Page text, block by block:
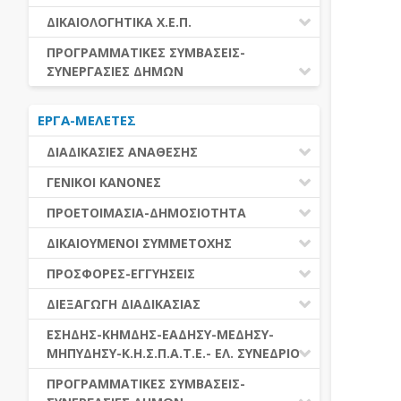
ΕΚΤΕΛΕΣΗ ΥΠΗΡΕΣΙΩΝ
ΕΚΤΕΛΕΣΗ ΠΡΟΜΗΘΕΙΩΝ
ΕΑΑΔΗΣΥ
ΕΑΔΗΣΥ
ΕΛ.ΣΥΝΕΔΡΙΟ
ΕΣΗΔΗΣ
ΔΙΚΑΙΟΛΟΓΗΤΙΚΑ Χ.Ε.Π.
ΔΙΚΑΙΟΛΟΓΗΤΙΚΑ Χ.Ε.Π.
ΠΡΟΓΡΑΜΜΑΤΙΚΕΣ ΣΥΜΒΑΣΕΙΣ-
ΣΥΝΕΡΓΑΣΙΕΣ ΔΗΜΩΝ
ΔΙΕΘΝΕΣ ΚΑΙ ΕΥΡΩΠΑΙΚΟ ΕΠΙΠΕΔΟ
ΠΡΟΓΡΑΜΜΑΤΙΚΕΣ ΣΥΜΒΑΣΕΙΣ
ΕΡΓΑ-ΜΕΛΕΤΕΣ
ΔΙΑΔΙΚΑΣΙΕΣ ΑΝΑΘΕΣΗΣ
ΔΙΑΔΙΚΑΣΙΕΣ ΑΝΑΘΕΣΗΣ
ΣΥΓΚΕΝΤΡΩΤΙΚΕΣ ΔΙΑΔΙΚΑΣΙΕΣ
ΑΝΑΘΕΣΗΣ
ΠΙΝΑΚΕΣ ΔΗΜΟΣΝΕΤ
ΓΕΝΙΚΟΙ ΚΑΝΟΝΕΣ
ΠΕΔΙΟ ΕΦΑΡΜΟΓΗΣ-ΕΝΑΡΞΗ ΙΣΧΥΟΣ
ΗΛΕΚΤΡΟΝΙΚΑ ΜΕΣΑ
ΓΕΝΙΚΕΣ ΑΡΧΕΣ ΚΑΙ ΚΑΝΟΝΕΣ
ΑΞΙΑ ΣΥΜΒΑΣΗΣ
ΕΙΔΗ ΣΥΜΒΑΣΕΩΝ
ΔΙΑΦΟΡΑ
ΠΡΟΕΤΟΙΜΑΣΙΑ-ΔΗΜΟΣΙΟΤΗΤΑ
ΓΝΩΜΟΔΟΤΙΚΑ ΟΡΓΑΝΑ-ΕΠΙΤΡΟΠΕΣ
ΠΡΟΕΤΟΙΜΑΣΙΑ
ΕΓΓΡΑΦΑ ΤΗΣ ΣΥΜΒΑΣΗΣ
ΔΗΜΟΣΙΕΥΣΕΙΣ
ΕΝΑΡΞΗ-ΠΡΟΘΕΣΜΙΕΣ
ΔΙΚΑΙΟΥΜΕΝΟΙ ΣΥΜΜΕΤΟΧΗΣ
ΔΙΚΑΙΟΥΜΕΝΟΙ ΣΥΜΜΕΤΟΧΗΣ
ΚΡΙΤΗΡΙΑ ΕΠΙΛΟΓΗΣ
ΛΟΓΟΙ ΑΠΟΚΛΕΙΣΜΟΥ
ΔΙΚΑΙΟΛΟΓΗΤΙΚΑ ΛΟΓΩΝ
ΑΠΟΚΛΕΙΣΜΟΥ & ΚΡΙΤΗΡΙΩΝ
ΕΠΙΛΟΓΗΣ
ΕΕΕΣ
ΠΡΟΣΦΟΡΕΣ-ΕΓΓΥΗΣΕΙΣ
ΕΓΓΥΗΣΕΙΣ
ΠΡΟΣΦΟΡΕΣ
ΔΙΕΞΑΓΩΓΗ ΔΙΑΔΙΚΑΣΙΑΣ
ΑΞΙΟΛΟΓΗΣΗ ΚΑΙ ΑΝΑΘΕΣΗ
ΑΠΟΤΕΛΕΣΜΑ ΔΙΑΔΙΚΑΣΙΑΣ
ΠΡΟΣΦΥΓΕΣ-ΕΝΣΤΑΣΕΙΣ
ΕΣΗΔΗΣ-ΚΗΜΔΗΣ-ΕΑΔΗΣΥ-ΜΕΔΗΣΥ-
ΜΗΠΥΔΗΣΥ-Κ.Η.Σ.Π.Α.Τ.Ε.- ΕΛ. ΣΥΝΕΔΡΙΟ
ΕΑΑΔΗΣΥ
ΠΡΟΓΡΑΜΜΑΤΙΚΕΣ ΣΥΜΒΑΣΕΙΣ-